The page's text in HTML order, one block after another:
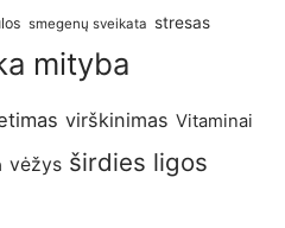
smegenų sveikata stresas
mityba
virškinimas Vitaminai
vėžys širdies ligos